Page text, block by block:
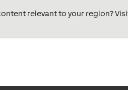
relevant to your region?